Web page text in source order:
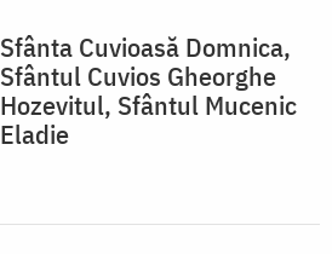
Sfânta Cuvioasă Domnica,
Sfântul Cuvios Gheorghe
Hozevitul, Sfântul Mucenic
Eladie